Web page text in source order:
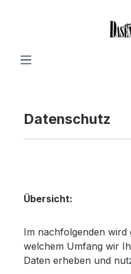
Datenschutz
Übersicht:
Im nachfolgenden wird
welchem Umfang wir
Daten erheben und